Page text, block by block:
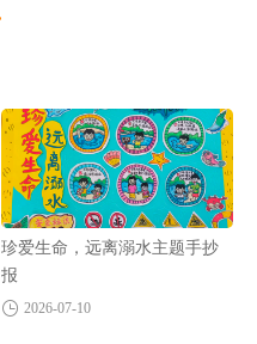
珍爱生命，远离溺水主题手抄
报
2026-07-10